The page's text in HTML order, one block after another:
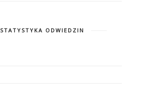
STATYSTYKA ODWIEDZIN